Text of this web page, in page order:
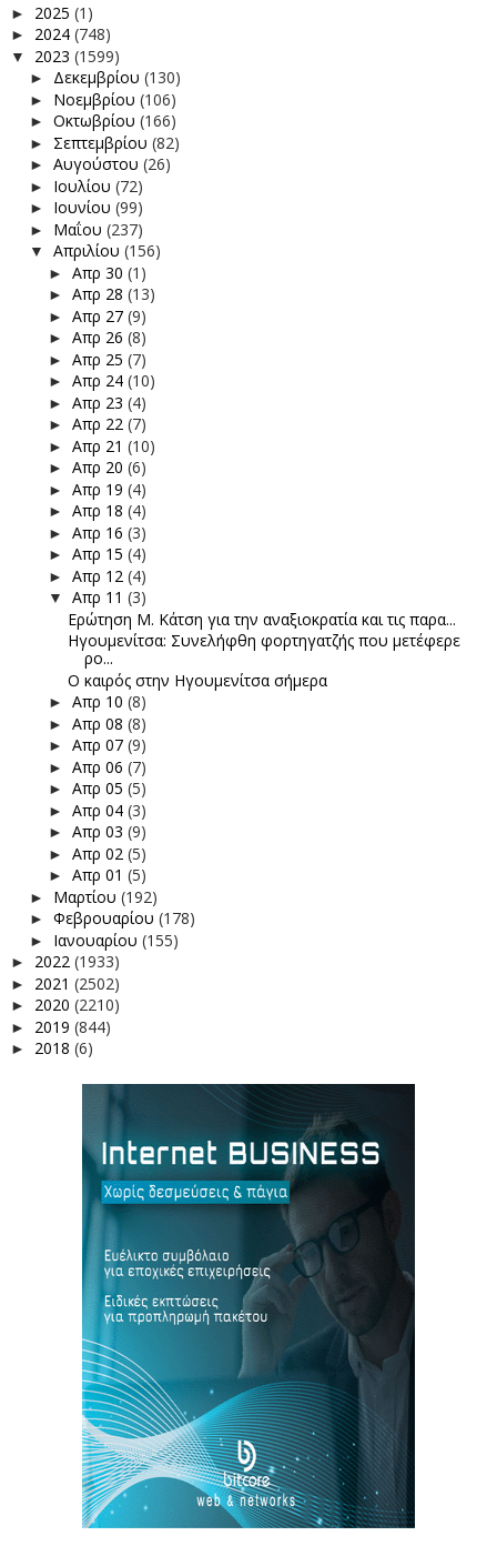
► 2025 (1)
► 2024 (748)
▼ 2023 (1599)
► Δεκεμβρίου (130)
► Νοεμβρίου (106)
► Οκτωβρίου (166)
► Σεπτεμβρίου (82)
► Αυγούστου (26)
► Ιουλίου (72)
► Ιουνίου (99)
► Μαΐου (237)
▼ Απριλίου (156)
► Απρ 30 (1)
► Απρ 28 (13)
► Απρ 27 (9)
► Απρ 26 (8)
► Απρ 25 (7)
► Απρ 24 (10)
► Απρ 23 (4)
► Απρ 22 (7)
► Απρ 21 (10)
► Απρ 20 (6)
► Απρ 19 (4)
► Απρ 18 (4)
► Απρ 16 (3)
► Απρ 15 (4)
► Απρ 12 (4)
▼ Απρ 11 (3)
Ερώτηση Μ. Κάτση για την αναξιοκρατία και τις παρα...
Ηγουμενίτσα: Συνελήφθη φορτηγατζής που μετέφερε
ρο...
Ο καιρός στην Ηγουμενίτσα σήμερα
► Απρ 10 (8)
► Απρ 08 (8)
► Απρ 07 (9)
► Απρ 06 (7)
► Απρ 05 (5)
► Απρ 04 (3)
► Απρ 03 (9)
► Απρ 02 (5)
► Απρ 01 (5)
► Μαρτίου (192)
► Φεβρουαρίου (178)
► Ιανουαρίου (155)
► 2022 (1933)
► 2021 (2502)
► 2020 (2210)
► 2019 (844)
► 2018 (6)